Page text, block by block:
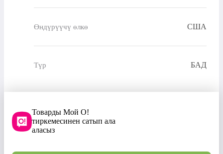
Өндүрүүчү өлкө США
Түр БАД
Товарды Мой О!
тиркемесинен сатып ала
аласыз